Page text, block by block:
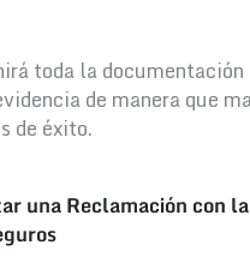
toda la
de manera que
de éxito.
una Reclamación con la